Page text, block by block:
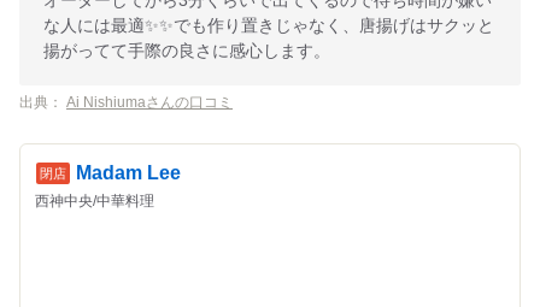
な人には最適✨✨でも作り置きじゃなく、唐揚げはサクッと
揚がってて手際の良さに感心します。
出典： Ai Nishiumaさんの口コミ
Madam Lee
西神中央/中華料理